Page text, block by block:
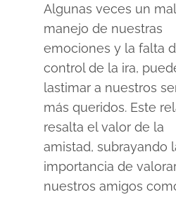
desde
$7.99
hasta
$16.75
Algunas veces un mal
manejo de nuestras
emociones y la falta
control de la ira,
lastimar a nuestros
más queridos. Este
resalta el valor de la
amistad, subrayando
importancia de
nuestros amigos